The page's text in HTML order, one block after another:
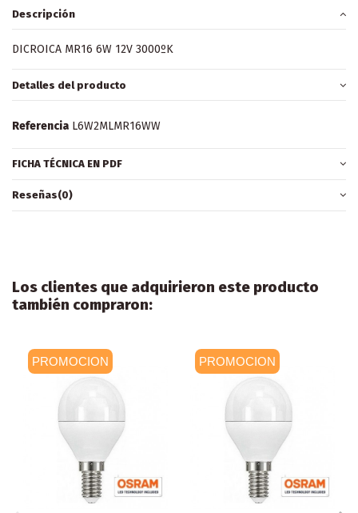
Descripción
DICROICA MR16 6W 12V 3000ºK
Detalles del producto
Referencia L6W2MLMR16WW
FICHA TÉCNICA EN PDF
Reseñas(0)
Los clientes que adquirieron este producto
también compraron:
PROMOCION PROMOCION